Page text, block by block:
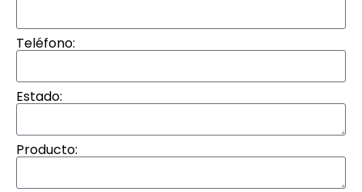
Teléfono:
Estado:
Producto: